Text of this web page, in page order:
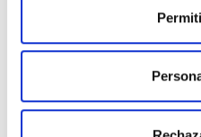
Vasco.
Decreto 115/2019, de 23
aprueba el reglamento del